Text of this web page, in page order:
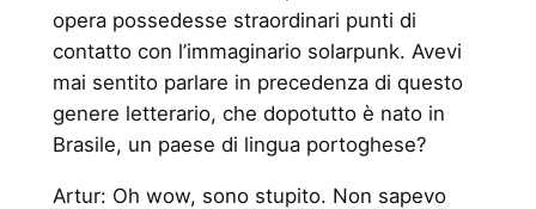
opera possedesse straordinari punti di
contatto con l’immaginario solarpunk. Avevi
mai sentito parlare in precedenza di questo
genere letterario, che dopotutto è nato in
Brasile, un paese di lingua portoghese?
Artur: Oh wow, sono stupito. Non sapevo